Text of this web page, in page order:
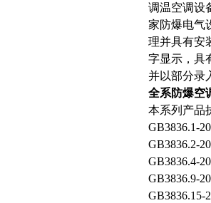
调温空调设
家防爆电气
理并具有安
字显示，具
并以部分录
全系防爆空
本系列产品
GB3836.1-
GB3836.2-
GB3836.4-
GB3836.9-
GB3836.15-